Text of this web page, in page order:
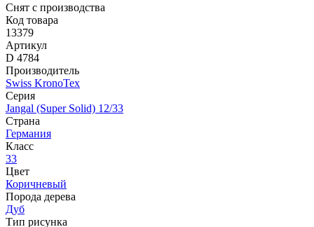
Снят с производства
Код товара
13379
Артикул
D 4784
Производитель
Swiss KronoTex
Серия
Jangal (Super Solid) 12/33
Страна
Германия
Класс
33
Цвет
Коричневый
Порода дерева
Дуб
Тип рисунка